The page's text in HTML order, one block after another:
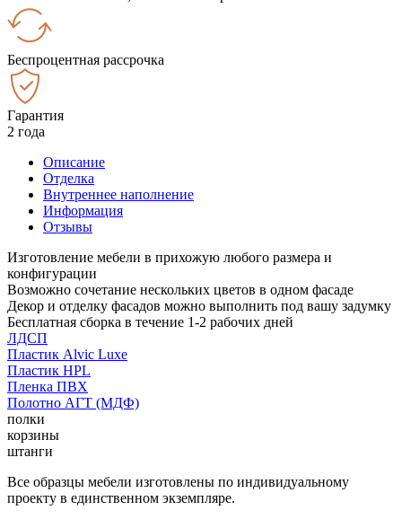
Беспроцентная рассрочка
Гарантия
2 года
Описание
Отделка
Внутреннее наполнение
Информация
Отзывы
Изготовление мебели в прихожую любого размера и
конфигурации
Возможно сочетание нескольких цветов в одном фасаде
Декор и отделку фасадов можно выполнить под вашу задумку
Бесплатная сборка в течение 1-2 рабочих дней
ЛДСП
Пластик Alvic Luxe
Пластик HPL
Пленка ПВХ
Полотно АГТ (МДФ)
полки
корзины
штанги
Все образцы мебели изготовлены по индивидуальному
проекту в единственном экземпляре.